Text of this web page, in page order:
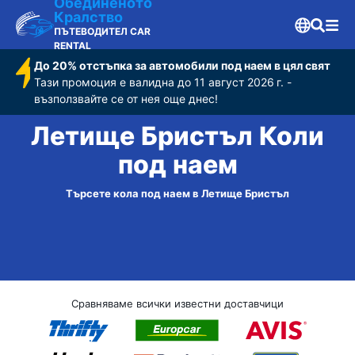
Кралство
ПЪТЕВОДИТЕЛ CAR
RENTAL
До 20% отстъпка за автомобили под наем в цял свят
Тази промоция е валидна до 11 август 2026 г. -
възползвайте се от нея още днес!
Летище Бристъл Коли
под наем
Търсете кола под наем в Летище Бристъл
Сравняваме всички известни доставчици